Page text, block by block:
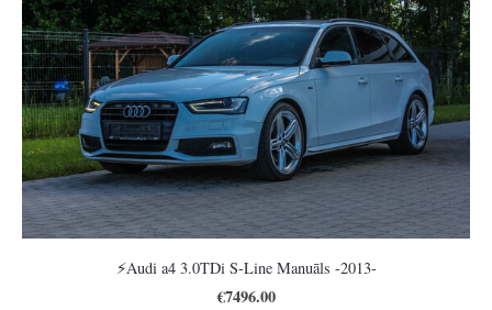
⚡️Audi a4 3.0TDi S-Line Manuāls -2013-
€7496.00